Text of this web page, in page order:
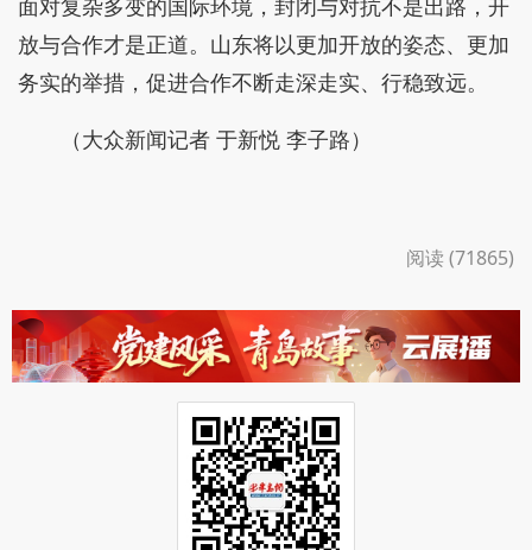
放与合作才是正道。山东将以更加开放的姿态、更加
务实的举措，促进合作不断走深走实、行稳致远。
（大众新闻记者 于新悦 李子路）
阅读 (71865)